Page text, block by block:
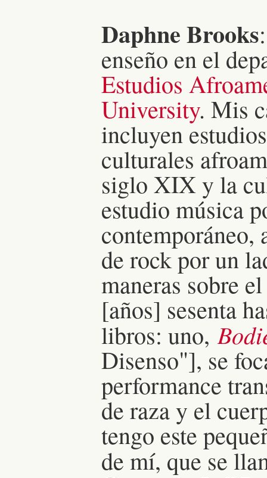
Daphne Brooks
enseño en el
Estudios
University. Mis
incluyen
culturales
siglo XIX y la
estudio música
contemporáneo,
de rock por un
maneras sobre
[años] sesenta
libros: uno,
Disenso"], se
performance
de raza y el
tengo este
de mí, que se